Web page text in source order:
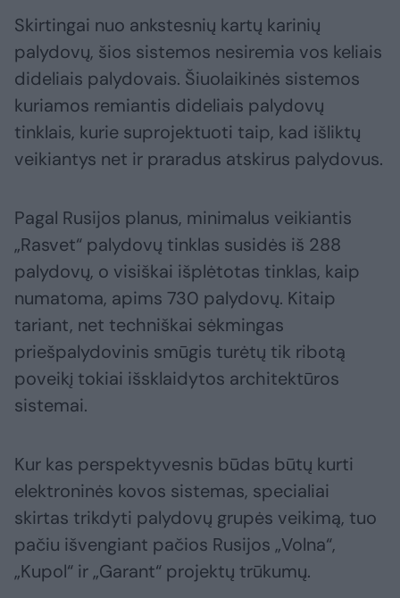
Skirtingai nuo ankstesnių kartų karinių
palydovų, šios sistemos nesiremia vos keliais
dideliais palydovais. Šiuolaikinės sistemos
kuriamos remiantis dideliais palydovų
tinklais, kurie suprojektuoti taip, kad išliktų
veikiantys net ir praradus atskirus palydovus.
Pagal Rusijos planus, minimalus veikiantis
„Rasvet“ palydovų tinklas susidės iš 288
palydovų, o visiškai išplėtotas tinklas, kaip
numatoma, apims 730 palydovų. Kitaip
tariant, net techniškai sėkmingas
priešpalydovinis smūgis turėtų tik ribotą
poveikį tokiai išsklaidytos architektūros
sistemai.
Kur kas perspektyvesnis būdas būtų kurti
elektroninės kovos sistemas, specialiai
skirtas trikdyti palydovų grupės veikimą, tuo
pačiu išvengiant pačios Rusijos „Volna“,
„Kupol“ ir „Garant“ projektų trūkumų.